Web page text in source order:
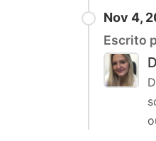
Nov 4,
Escrito